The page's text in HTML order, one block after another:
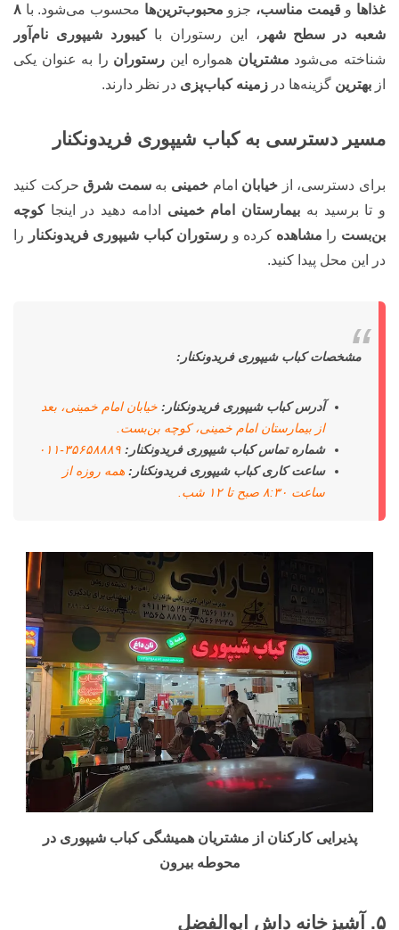
غذاها و قیمت مناسب، جزو محبوب‌ترین‌ها محسوب می‌شود. با ۸
شعبه در سطح شهر ، این رستوران باکیبورد شیپوری نام‌آور
شناخته می‌شود مشتریان همواره این رستوران را به عنوان یکی
از بهترین گزینه‌ها در زمینه کباب‌پزی در نظر دارند.
مسیر دسترسی به کباب شیپوری فریدونکنار
برای دسترسی، از خیابان امام خمینی بهسمت شرق حرکت کنید
و تا برسید به بیمارستان امام خمینی ادامه دهید در اینجاکوچه
بن‌بست را مشاهده کرده و رستوران کباب شیپوری فریدونکنار
را
در این محل پیدا کنید.
مشخصات کباب شیپوری فریدونکنار:
آدرس کباب شیپوری فریدونکنار: خیابان امام خمینی، بعد
از بیمارستان امام خمینی، کوچه بن‌بست.
شماره تماس کباب شیپوری فریدونکنار: ۳۵۶۵۸۸۸۹-۰۱۱
ساعت کاری کباب شیپوری فریدونکنار: همه روزه از
ساعت ۸:۳۰ صبح تا ۱۲ شب.
پذیرایی کارکنان از مشتریان همیشگی کباب شیپوری در
محوطه بیرون
۵. آشپزخانه داش ابوالفضل